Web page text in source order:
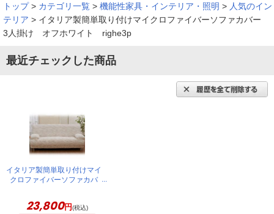
トップ > カテゴリ一覧 > 機能性家具・インテリア・照明 > 人気のイン
テリア > イタリア製簡単取り付けマイクロファイバーソファカバー
3人掛け オフホワイト righe3p
最近チェックした商品
イタリア製簡単取り付けマイ
クロファイバーソファカバ
ト righe3p
23,800円(税込)